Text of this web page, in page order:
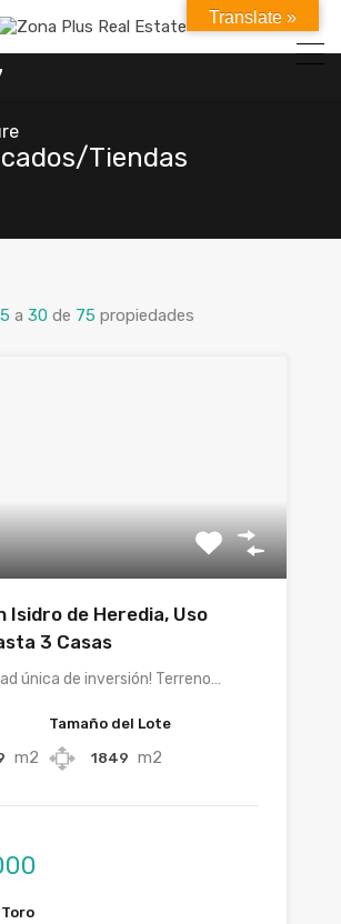
Tiendas
a 30 de 75 propiedades
Isidro de Heredia, Uso
3 Casas
única de inversión! Terreno…
m2
Tamaño del Lote
1849 m2
Translate »